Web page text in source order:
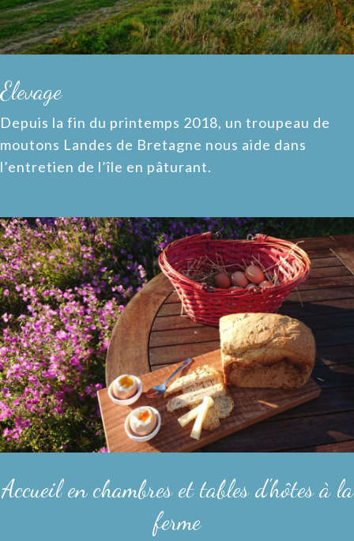
Elevage
Depuis la fin du printemps 2018, un troupeau de
moutons Landes de Bretagne nous aide dans
l’entretien de l’île en pâturant.
Accueil en chambres et tables d'hôtes à la
ferme